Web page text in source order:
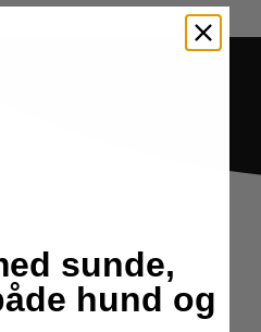
sunde,
hund og